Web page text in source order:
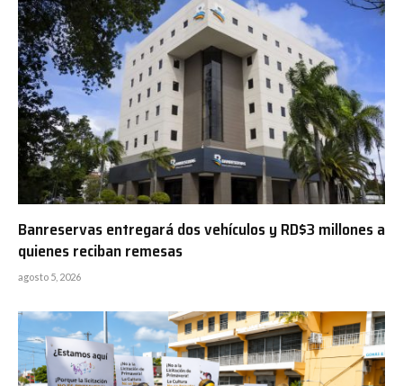
Banreservas entregará dos vehículos y RD$3 millones a
quienes reciban remesas
agosto 5, 2026